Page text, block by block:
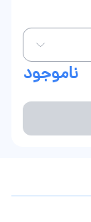
ناموجود